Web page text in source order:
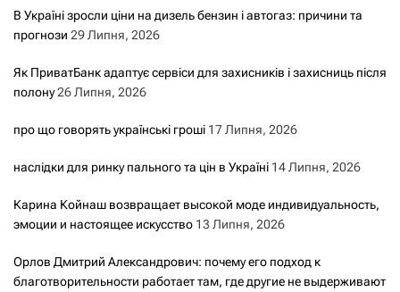
В Україні зросли ціни на дизель бензин і автогаз: причини та
прогнози 29 Липня, 2026
Як ПриватБанк адаптує сервіси для захисників і захисниць після
полону26 Липня, 2026
про що говорять українські гроші 17 Липня, 2026
наслідки для ринку пального та цін в Україні 14 Липня, 2026
Карина Койнаш возвращает высокой моде индивидуальность,
эмоции и настоящее искусство 13 Липня, 2026
Орлов Дмитрий Александрович: почему его подход к
благотворительности работает там, где другие не выдерживают